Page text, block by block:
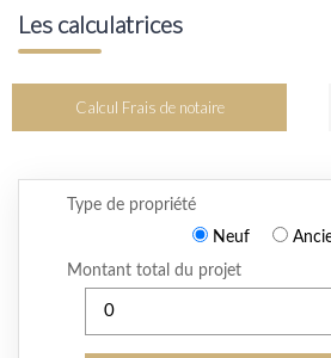
Les calculatrices
Calcul Frais de notaire